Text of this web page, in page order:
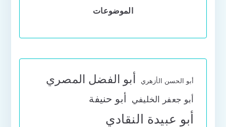
الموضوعات
أبو الحسن الأزهري أبو الفضل المصري
أبو جعفر الخليفي أبو حنيفة
أبو عبيدة النقادي